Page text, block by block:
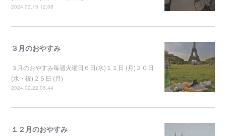
2024.03.15 12:08
３月のおやすみ
３月のおやすみ毎週火曜日６日(水)１１日 (月)２０日
(水・祝)２５日 (月)
2024.02.22 06:44
１２月のおやすみ